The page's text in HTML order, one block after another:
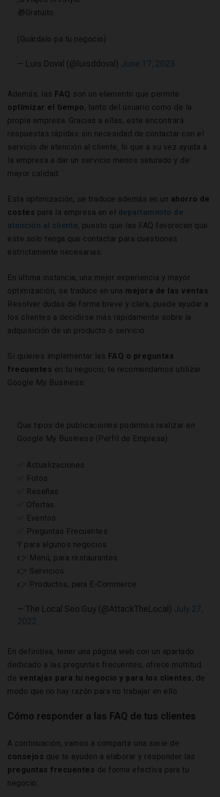
🎁Gratuito
(Guárdalo pa tu negocio)
— Luis Doval (@luisddoval) June 17, 2023
Además, las FAQ son un elemento que permite
optimizar el tiempo, tanto del usuario como de la
propia empresa. Gracias a ellas, este encontrará
respuestas rápidas sin necesidad de contactar con el
servicio de atención al cliente, lo que a su vez ayuda a
la empresa a dar un servicio menos saturado y de
mayor calidad.
Esta optimización, se traduce además en un ahorro de
costes para la empresa en el departamento de
atención al cliente, puesto que las FAQ favorecen que
este solo tenga que contactar para cuestiones
estrictamente necesarias.
En última instancia, una mejor experiencia y mayor
optimización, se traduce en una mejora de las ventas.
Resolver dudas de forma breve y clara, puede ayudar a
los clientes a decidirse más rápidamente sobre la
adquisición de un producto o servicio.
Si quieres implementar las FAQ o preguntas
frecuentes en tu negocio, te recomendamos utilizar
Google My Business:
Que tipos de publicaciones podemos realizar en
Google My Business (Perfil de Empresa):
✅ Actualizaciones
✅ Fotos
✅ Reseñas
✅ Ofertas
✅ Eventos
✅ Preguntas Frecuentes
Y para algunos negocios:
👉 Menú, para restaurantes
👉 Servicios
👉 Productos, para E-Commerce
— The Local Seo Guy (@AttackTheLocal) July 27,
2022
En definitiva, tener una página web con un apartado
dedicado a las preguntas frecuentes, ofrece multitud
de ventajas para tu negocio y para los clientes, de
modo que no hay razón para no trabajar en ello.
Cómo responder a las FAQ de tus clientes
A continuación, vamos a compartir una serie de
consejos que te ayuden a elaborar y responder las
preguntas frecuentes de forma efectiva para tu
negocio: